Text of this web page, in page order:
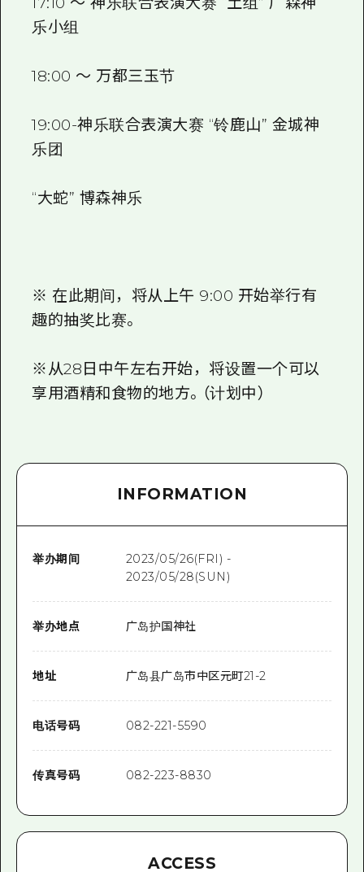
乐小组
18:00 ～ 万都三玉节
19:00-神乐联合表演大赛 “铃鹿山” 金城神
乐团
“大蛇” 博森神乐
※ 在此期间，将从上午 9:00 开始举行有
趣的抽奖比赛。
※从28日中午左右开始，将设置一个可以
享用酒精和食物的地方。（计划中）
INFORMATION
举办期间
2023/05/26(FRI) -
2023/05/28(SUN)
举办地点 广岛护国神社
地址 广岛县广岛市中区元町21-2
电话号码 082-221-5590
传真号码 082-223-8830
ACCESS